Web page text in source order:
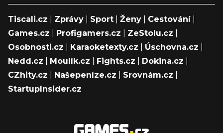
Tiscali.cz Zprávy Sport Ženy Cestování|
Games.cz
Profigamers.cz ZeStolu.cz
Osobnosti.cz
Karaoketexty.cz Úschovna.cz
Nedd.cz
Moulík.cz Fights.cz Dokina.cz
CZhity.cz
Našepeníze.cz Srovnám.cz
StartupInsider.cz